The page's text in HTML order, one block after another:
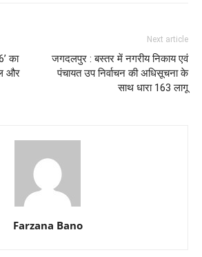
का
और
Next article
जगदलपुर : बस्तर में नगरीय निकाय एवं
पंचायत उप निर्वाचन की अधिसूचना के
साथ धारा 163 लागू
Farzana Bano